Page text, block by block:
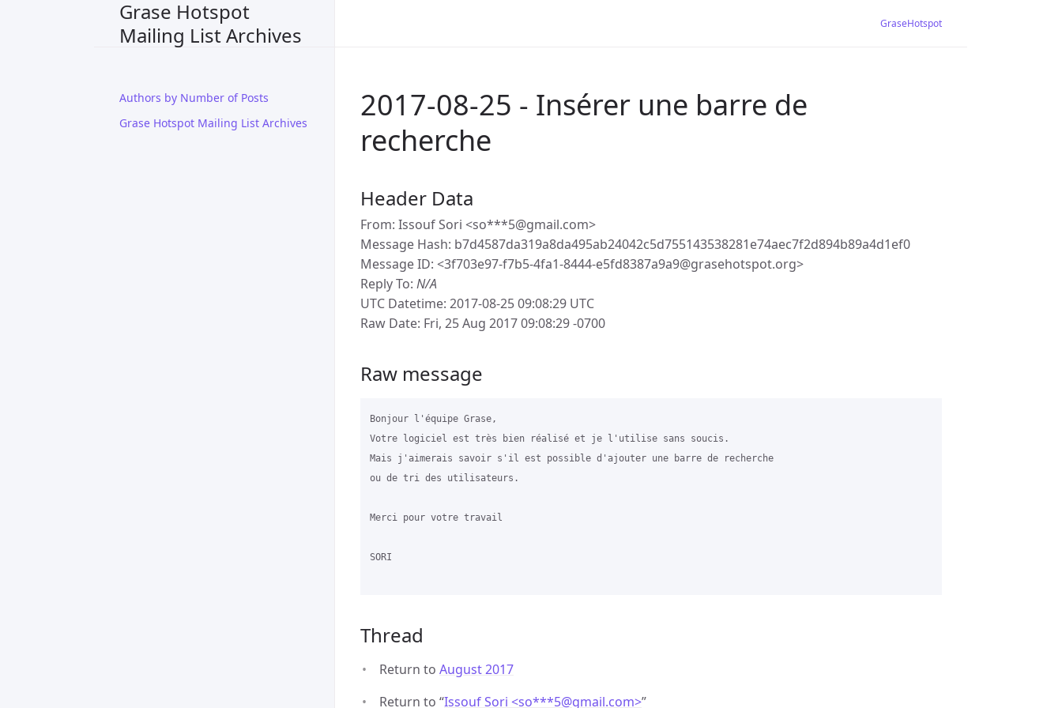
Grase Hotspot
Mailing List Archives
Authors by Number of Posts
Grase Hotspot Mailing List Archives
GraseHotspot
2017-08-25 - Insérer une barre de
recherche
Header Data
From: Issouf Sori <so***5@gmail.com>
Message Hash: b7d4587da319a8da495ab24042c5d755143538281e74aec7f2d894b89a4d1ef0
Message ID: <3f703e97-f7b5-4fa1-8444-e5fd8387a9a9@grasehotspot.org>
Reply To: N/A
UTC Datetime: 2017-08-25 09:08:29 UTC
Raw Date: Fri, 25 Aug 2017 09:08:29 -0700
Raw message
Bonjour l'équipe Grase,
Votre logiciel est très bien réalisé et je l'utilise sans soucis.
Mais j'aimerais savoir s'il est possible d'ajouter une barre de recherche
ou de tri des utilisateurs.
Merci pour votre travail
SORI
Thread
Return to August 2017
Return to “Issouf Sori <so***5@gmail.com>”